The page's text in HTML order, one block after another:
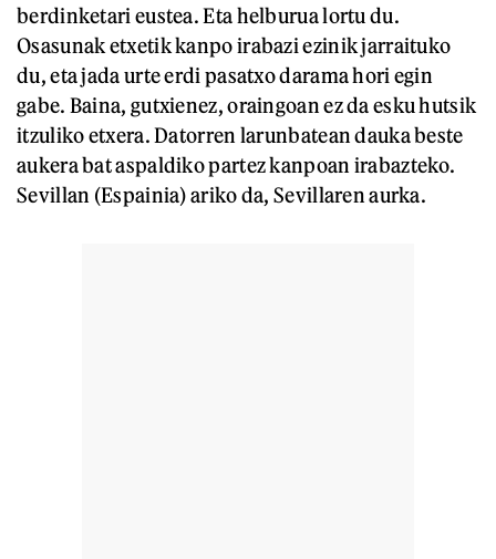
berdinketari eustea. Eta helburua lortu du.
Osasunak etxetik kanpo irabazi ezinik jarraituko
du, eta jada urte erdi pasatxo darama hori egin
gabe. Baina, gutxienez, oraingoan ez da esku hutsik
itzuliko etxera. Datorren larunbatean dauka beste
aukera bat aspaldiko partez kanpoan irabazteko.
Sevillan (Espainia) ariko da, Sevillaren aurka.